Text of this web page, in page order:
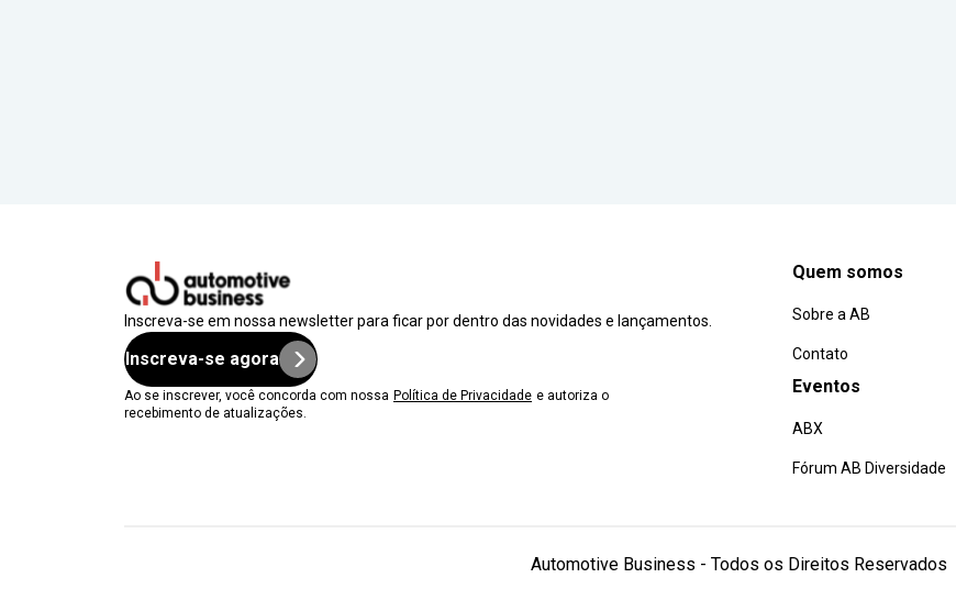
Inscreva-se em nossa newsletter para ficar por dentro das novidades e lançamentos.
Inscreva-se agora
Ao se inscrever, você concorda com nossa Política de Privacidade e autoriza o
recebimento de atualizações.
Quem somos
Sobre a AB
Contato
Eventos
ABX
Fórum AB Diversidade
Automotive Business - Todos os Direitos Reservados